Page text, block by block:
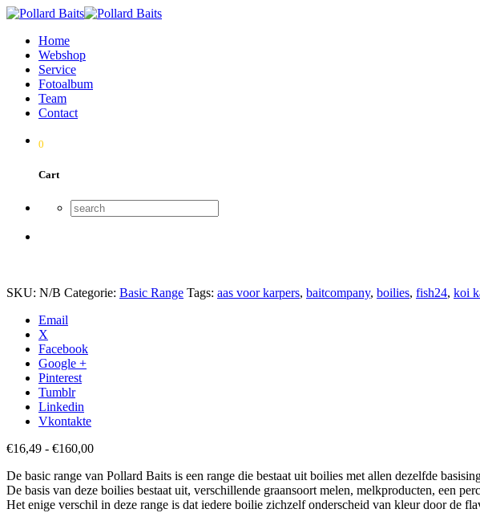
Home
Webshop
Service
Fotoalbum
Team
Contact
0
Cart
SKU: N/B Categorie: Basic Range Tags: aas voor karpers, baitcompany, boilies, fish24, koi
Email
X
Facebook
Google +
Pinterest
Tumblr
Linkedin
Vkontakte
€16,49 - €160,00Prijsklasse:
tot
€160,00
De basic range van Pollard Baits is een range die bestaat uit boilies met allen dezelfde
De basis van deze boilies bestaat uit, verschillende graansoort melen, melkproducten, een
Het enige verschil in deze range is dat iedere boilie zichzelf onderscheid van kleur door de